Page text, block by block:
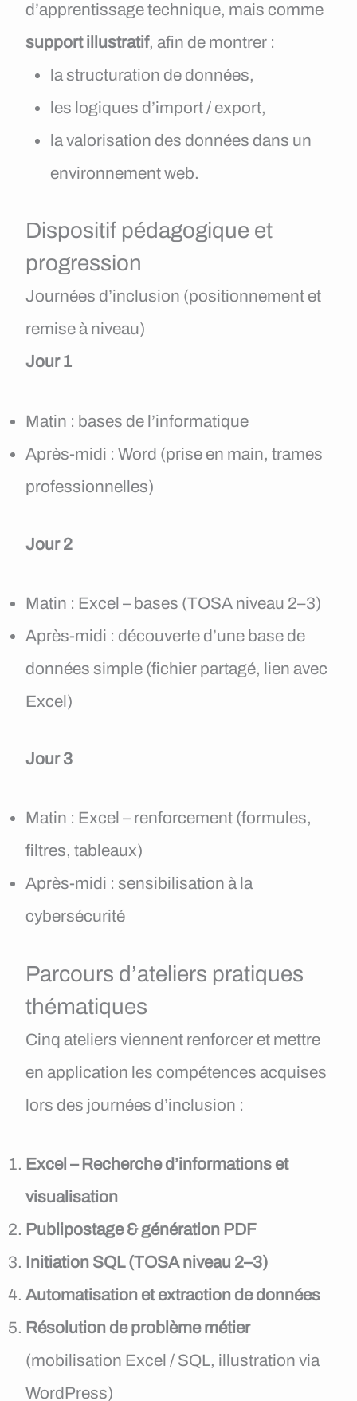
d’apprentissage technique, mais comme
support illustratif, afin de montrer :
la structuration de données,
les logiques d’import / export,
la valorisation des données dans un
environnement web.
Dispositif pédagogique et
progression
Journées d’inclusion (positionnement et
remise à niveau)
Jour 1
Matin : bases de l’informatique
Après-midi : Word (prise en main, trames
professionnelles)
Jour 2
Matin : Excel – bases (TOSA niveau 2–3)
Après-midi : découverte d’une base de
données simple (fichier partagé, lien avec
Excel)
Jour 3
Matin : Excel – renforcement (formules,
filtres, tableaux)
Après-midi : sensibilisation à la
cybersécurité
Parcours d’ateliers pratiques
thématiques
Cinq ateliers viennent renforcer et mettre
en application les compétences acquises
lors des journées d’inclusion :
Excel – Recherche d’informations et
visualisation
Publipostage & génération PDF
Initiation SQL (TOSA niveau 2–3)
Automatisation et extraction de données
Résolution de problème métier
(mobilisation Excel / SQL, illustration via
WordPress)